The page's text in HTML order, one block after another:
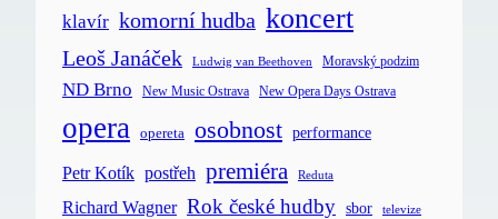
klavír komorní hudba koncert
Leoš Janáček Ludwig van Beethoven Moravský podzim
ND Brno New Music Ostrava New Opera Days Ostrava
opera opereta osobnost performance
Petr Kotík postřeh premiéra Reduta
Richard Wagner Rok české hudby sbor televize